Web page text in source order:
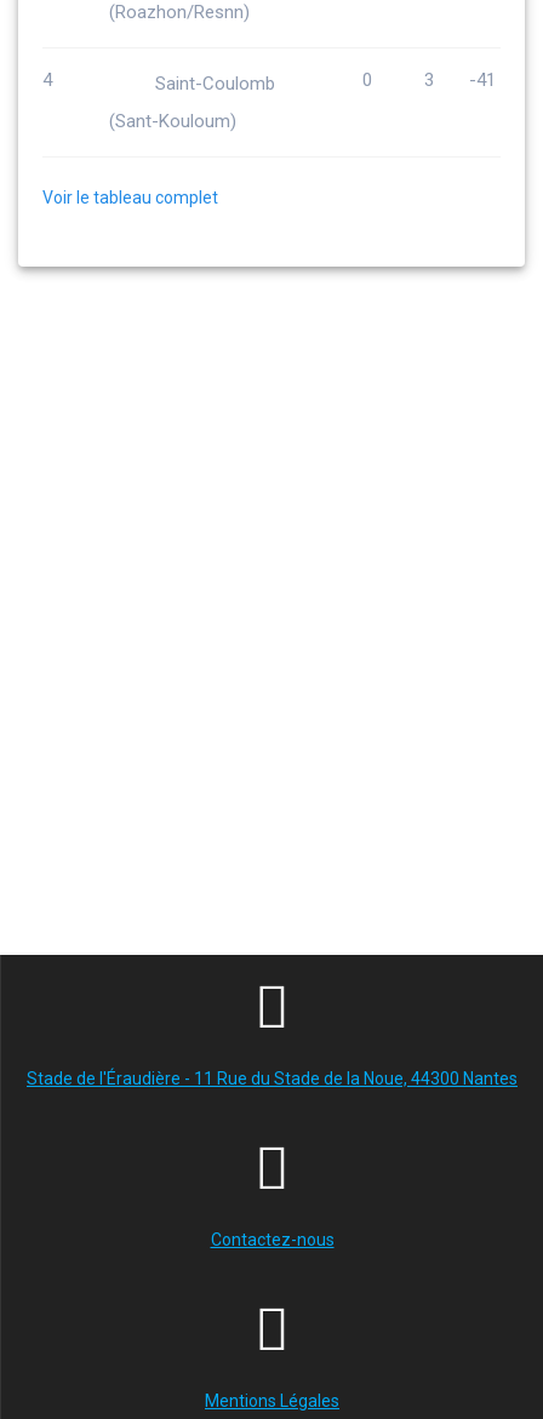
(Roazhon/Resnn)
4
Saint-Coulomb
(Sant-Kouloum)
0 3 -41
Voir le tableau complet
Stade de l'Éraudière - 11 Rue du Stade de la Noue, 44300 Nantes
Contactez-nous
Mentions Légales